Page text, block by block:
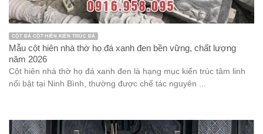
CỘT ĐÁ CỘT HIÊN KIẾN TRÚC ĐÁ
Mẫu cột hiên nhà thờ họ đá xanh đen bền vững, chất lượng
năm 2026
Cột hiên nhà thờ họ đá xanh đen là hạng mục kiến trúc tâm linh
nổi bật tại Ninh Bình, thường được chế tác nguyên ...